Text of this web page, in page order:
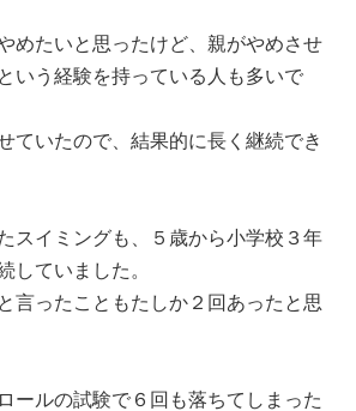
めたいと思ったけど、親がやめさせ
いう経験を持っている人も多いで
ていたので、結果的に長く継続でき
スイミングも、５歳から小学校３年
していました。
言ったこともたしか２回あったと思
ールの試験で６回も落ちてしまった